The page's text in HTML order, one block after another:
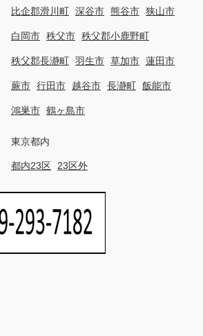
比企郡滑川町 深谷市 熊谷市 狭山市
白岡市 秩父市 秩父郡小鹿野町
秩父郡長瀞町 羽生市 草加市 蓮田市
蕨市 行田市 越谷市 長瀞町 飯能市
鴻巣市 鶴ヶ島市
東京都内
都内23区 23区外